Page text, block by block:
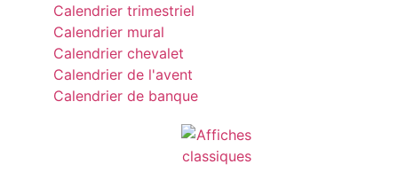
Calendrier trimestriel
Calendrier mural
Calendrier chevalet
Calendrier de l'avent
Calendrier de banque